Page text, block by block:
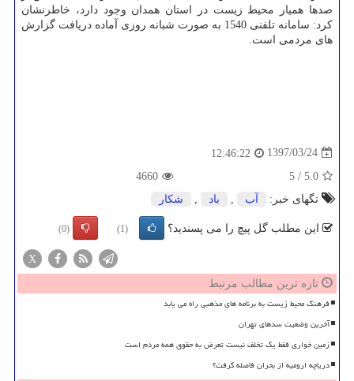
صدها همیار محیط زیست در استان همدان وجود دارد، خاطرنشان
كرد: سامانه تلفنی 1540 به صورت شبانه روزی آماده دریافت گزارش
های مردمی است.
1397/03/24
12:46:22
5.0
/
5
4660
تگهای خبر:
آب , باد , شكار
این مطلب گل پیچ را می پسندید؟ (1)
(0)
X
تازه ترین مطالب مرتبط
فرهنگ محیط زیست به برنامه های مذهبی راه می یابد
آخرین وضعیت سدهای تهران
زمین خواری فقط یک تخلف نیست تعرض به حقوق همه مردم است
دریاچه ارومیه از بحران فاصله گرفت؟